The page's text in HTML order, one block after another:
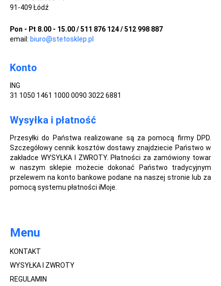
91-409 Łódź
Pon - Pt 8.00 - 15.00 / 511 876 124 / 512 998 887
email: biuro@stetosklep.pl
Konto
ING
31 1050 1461 1000 0090 3022 6881
Wysyłka i płatność
Przesyłki do Państwa realizowane są za pomocą firmy DPD.
Szczegółowy cennik kosztów dostawy znajdziecie Państwo w
zakładce WYSYŁKA I ZWROTY. Płatności za zamówiony towar
w naszym sklepie możecie dokonać Państwo tradycyjnym
przelewem na konto bankowe podane na naszej stronie lub za
pomocą systemu płatności iMoje.
Menu
KONTAKT
WYSYŁKA I ZWROTY
REGULAMIN